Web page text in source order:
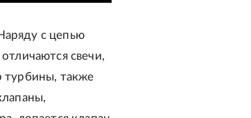
с цепью
свечи,
турбины, также